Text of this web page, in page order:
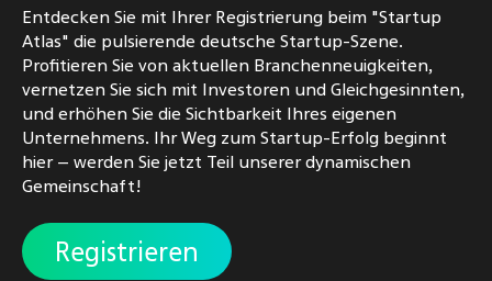
Entdecken Sie mit Ihrer Registrierung beim "Startup
Atlas" die pulsierende deutsche Startup-Szene.
Profitieren Sie von aktuellen Branchenneuigkeiten,
vernetzen Sie sich mit Investoren und Gleichgesinnten,
und erhöhen Sie die Sichtbarkeit Ihres eigenen
Unternehmens. Ihr Weg zum Startup-Erfolg beginnt
hier – werden Sie jetzt Teil unserer dynamischen
Gemeinschaft!
Registrieren